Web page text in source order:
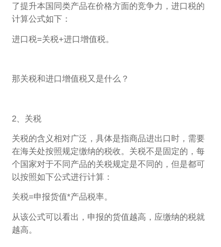
了提升本国同类产品在价格方面的竞争力，进口税的
计算公式如下：
进口税=关税+进口增值税。
那关税和进口增值税又是什么？
2、关税
关税的含义相对广泛，具体是指商品进出口时，需要
在海关处按照规定缴纳的税收。关税不是固定的，每
个国家对于不同产品的关税规定是不同的，但是都可
以按照如下公式进行计算：
关税=申报货值*产品税率。
从该公式可以看出，申报的货值越高，应缴纳的税就
越高。